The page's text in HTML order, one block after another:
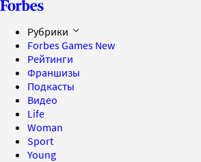
Рубрики
Forbes Games New
Рейтинги
Франшизы
Подкасты
Видео
Life
Woman
Sport
Young